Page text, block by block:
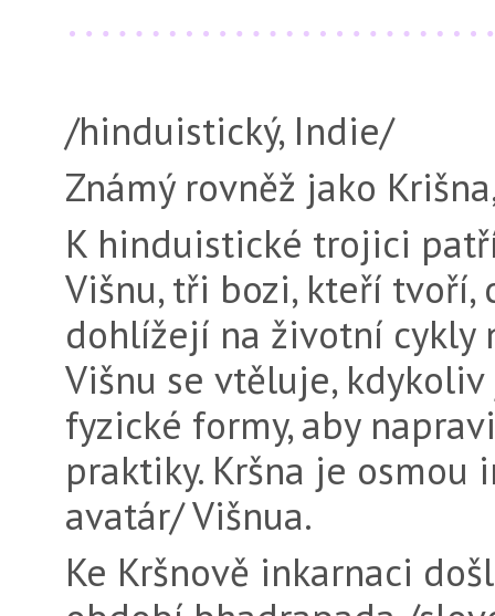
/hinduistický, Indie/
Známý rovněž jako
K hinduistické trojici
Višnu, tři bozi, kteří tvoří,
dohlížejí na životní cykly
Višnu se vtěluje,
fyzické formy, aby
praktiky. Kršna je osmou
avatár/ Višnua.
Ke Kršnově inkarnaci